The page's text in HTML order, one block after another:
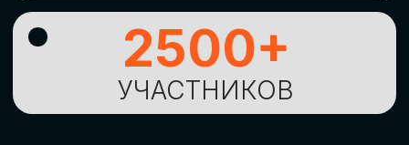
ОСТАВИТЬ
ЗАЯВКУ
Оставьте заявку, наши менеджеры